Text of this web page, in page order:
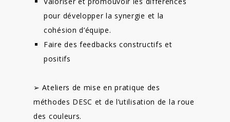
pour développer la synergie et la
cohésion d’équipe.
Faire des feedbacks constructifs et
positifs
➢ Ateliers de mise en pratique des
méthodes DESC et de l’utilisation de la roue
des couleurs.